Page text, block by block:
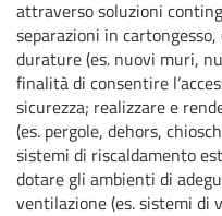
attraverso soluzioni
separazioni in
durature (es. nuovi muri,
finalità di consentire
sicurezza; realizzare e
(es. pergole, dehors,
sistemi di riscaldamento
dotare gli ambienti di
ventilazione (es. sistemi